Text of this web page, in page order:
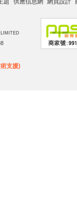
題 供應信息網 網頁設計
支援)